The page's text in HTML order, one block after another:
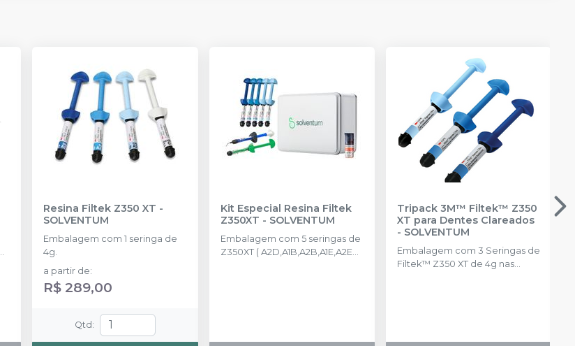
Resina Filtek Z350 XT -
SOLVENTUM
Embalagem com 1 seringa de
4g.
a partir de:
R$ 289,00
Qtd :
Kit Especial Resina Filtek
Z350XT - SOLVENTUM
Embalagem com 5 seringas de
Z350XT ( A2D,A1B,A2B,A1E,A2E
Tripack 3M™ Filtek™ Z350
XT para Dentes Clareados
- SOLVENTUM
Embalagem com 3 Seringas de
Filtek™ Z350 XT de 4g nas